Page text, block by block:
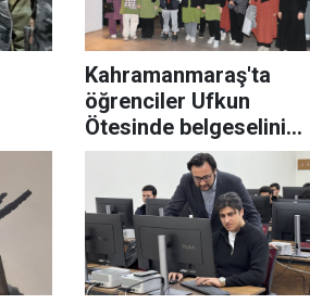
Kahramanmaraş'ta
öğrenciler Ufkun
Ötesinde belgeselini
izledi